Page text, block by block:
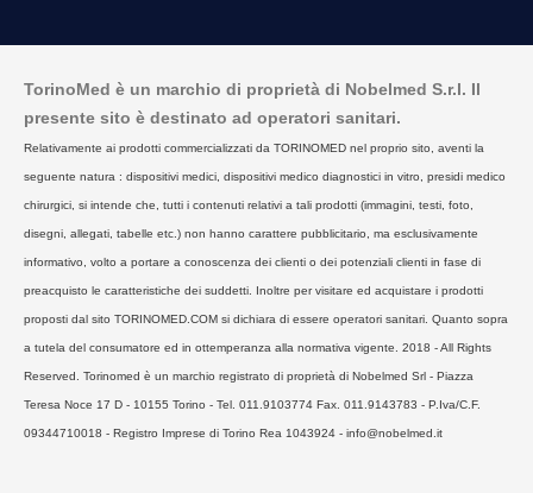
TorinoMed è un marchio di proprietà di Nobelmed S.r.l. Il
presente sito è destinato ad operatori sanitari.
Relativamente ai prodotti commercializzati da TORINOMED nel proprio sito, aventi la
seguente natura : dispositivi medici, dispositivi medico diagnostici in vitro, presidi medico
chirurgici, si intende che, tutti i contenuti relativi a tali prodotti (immagini, testi, foto,
disegni, allegati, tabelle etc.) non hanno carattere pubblicitario, ma esclusivamente
informativo, volto a portare a conoscenza dei clienti o dei potenziali clienti in fase di
preacquisto le caratteristiche dei suddetti. Inoltre per visitare ed acquistare i prodotti
proposti dal sito TORINOMED.COM si dichiara di essere operatori sanitari. Quanto sopra
a tutela del consumatore ed in ottemperanza alla normativa vigente. 2018 - All Rights
Reserved. Torinomed è un marchio registrato di proprietà di Nobelmed Srl - Piazza
Teresa Noce 17 D - 10155 Torino - Tel. 011.9103774 Fax. 011.9143783 - P.Iva/C.F.
09344710018 - Registro Imprese di Torino Rea 1043924 - info@nobelmed.it